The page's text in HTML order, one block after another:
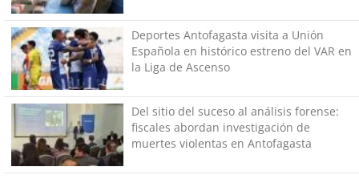
Deportes Antofagasta visita a Unión
Española en histórico estreno del VAR en
la Liga de Ascenso
Del sitio del suceso al análisis forense:
fiscales abordan investigación de
muertes violentas en Antofagasta